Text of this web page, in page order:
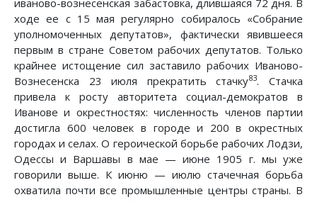
ходе ее с 15 мая регулярно собиралось «Собрание
уполномоченных депутатов», фактически явившееся
первым в стране Советом рабочих депутатов. Только
крайнее истощение сил заставило рабочих Иваново-
Вознесенска 23 июля прекратить стачку83. Стачка
привела к росту авторитета социал-демократов в
Иванове и окрестностях: численность членов партии
достигла 600 человек в городе и 200 в окрестных
городах и селах. О героической борьбе рабочих Лодзи,
Одессы и Варшавы в мае — июне 1905 г. мы уже
говорили выше. К июню — июлю стачечная борьба
охватила почти все промышленные центры страны. В